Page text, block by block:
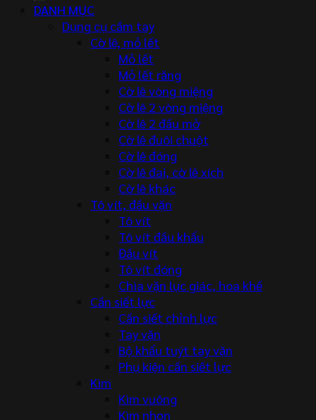
DANH MỤC
Dụng cụ cầm tay
Cờ lê, mỏ lết
Mỏ lết
Mỏ lết răng
Cờ lê vòng miệng
Cờ lê 2 vòng miệng
Cờ lê 2 đầu mở
Cờ lê đuôi chuột
Cờ lê đóng
Cờ lê đai, cờ lê xích
Cờ lê khác
Tô vít, đầu vặn
Tô vít
Tô vít đầu khẩu
Đầu vít
Tô vít đóng
Chìa vặn lục giác, hoa khế
Cần siết lực
Cần siết chỉnh lực
Tay vặn
Bộ khẩu tuýt tay vặn
Phụ kiện cần siết lực
Kìm
Kìm vuông
Kìm nhọn